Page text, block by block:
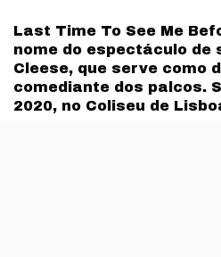
Last Time To See Me
nome do espectáculo de
Cleese, que serve como
comediante dos palcos.
2020, no Coliseu de